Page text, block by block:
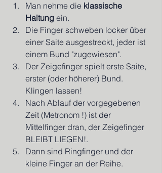
Man nehme die klassische
Haltung ein.
Die Finger schweben locker über
einer Saite ausgestreckt, jeder ist
einem Bund "zugewiesen".
Der Zeigefinger spielt erste Saite,
erster (oder höherer) Bund.
Klingen lassen!
Nach Ablauf der vorgegebenen
Zeit (Metronom !) ist der
Mittelfinger dran, der Zeigefinger
BLEIBT LIEGEN!.
Dann sind Ringfinger und der
kleine Finger an der Reihe.